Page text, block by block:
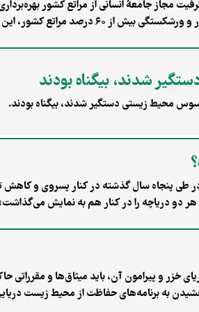
آبخیزداری کشور می‌گوید حدود ۶.۵ برابر بیش از ظرفیت مجاز جامعهٔ
از مراتع بودند. حالا با وجود این اعداد
شدند، بیگناه بودند
محیط زیستی دستگیر شدند، بیگناه بودند.
طی پنجاه سال گذشته در کنار پسروی و
هر دو دریاچه را در کنار هم به نمایش
خزر و پیرامون آن، باید میثاق‌ها و
به برنامه‌های حفاظت از محیط زیست